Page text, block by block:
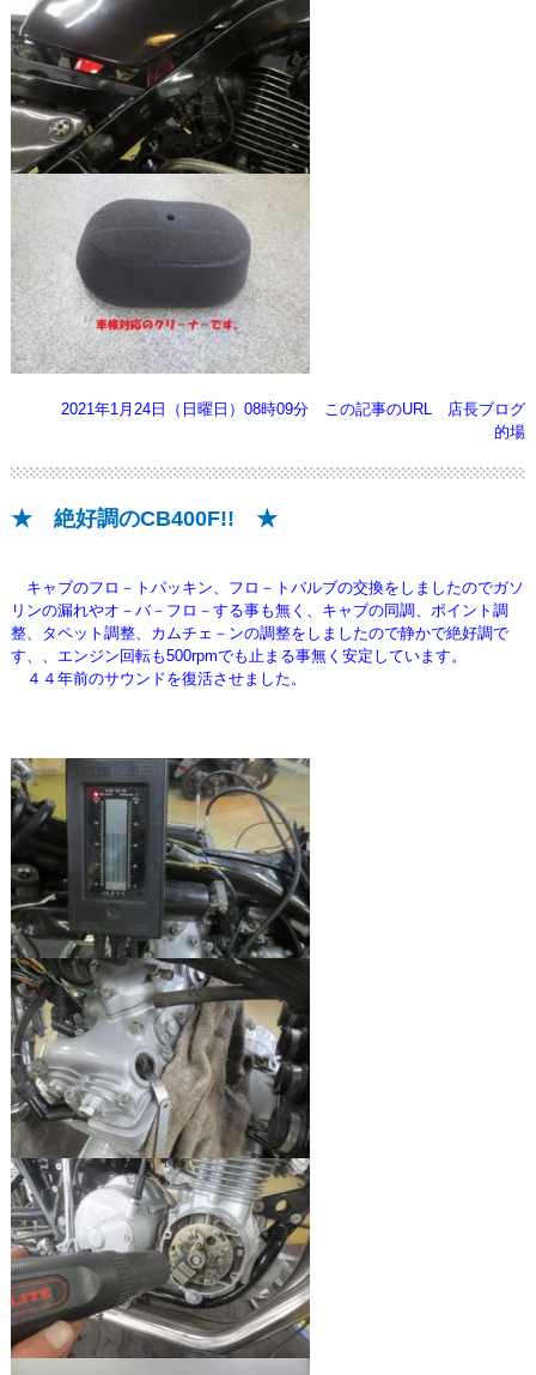
2021年1月24日（日曜日）08時09分 この記事のURL
店長ブログ
的場
★ 絶好調のCB400F!! ★
キャブのフロ－トパッキン、フロ－トバルブの交換をしましたのでガソ
リンの漏れやオ－バ－フロ－する事も無く、キャブの同調、ポイント調
整、タペット調整、カムチェ－ンの調整をしましたので静かで絶好調で
す、、エンジン回転も500rpmでも止まる事無く安定しています。
４４年前のサウンドを復活させました。